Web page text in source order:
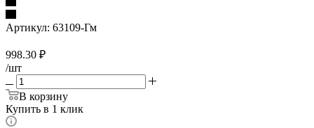
Артикул: 63109-Гм
998.30 ₽
/шт
В корзину
Купить в 1 клик